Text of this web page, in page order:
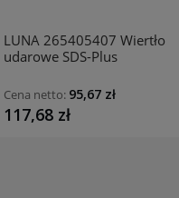
LUNA 265405407 Wiertło
udarowe SDS-Plus
117,68 zł
Cena netto: 95,67 zł